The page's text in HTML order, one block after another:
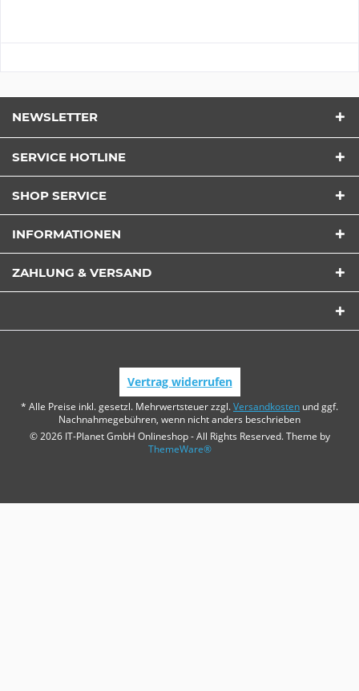
NEWSLETTER
SERVICE HOTLINE
SHOP SERVICE
INFORMATIONEN
ZAHLUNG & VERSAND
Vertrag widerrufen
* Alle Preise inkl. gesetzl. Mehrwertsteuer zzgl.Versandkosten und ggf.
Nachnahmegebühren, wenn nicht anders beschrieben
© 2026 IT-Planet GmbH Onlineshop - All Rights Reserved. Theme by
ThemeWare®